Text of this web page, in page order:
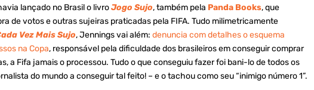
lançado no Brasil o livroJogo Sujo, também pela Panda Books, que
de votos e outras sujeiras praticadas pela FIFA. Tudo milimetricamente
Vez Mais Sujo, Jennings vai além:denuncia com detalhes o esquema
na Copa, responsável pela dificuldade dos brasileiros em conseguir comprar
a Fifa jamais o processou. Tudo o que conseguiu fazer foi bani-lo de todos os
do mundo a conseguir tal feito! – e o tachou como seu “inimigo número 1”.